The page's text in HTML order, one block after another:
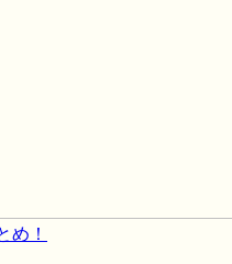
め！